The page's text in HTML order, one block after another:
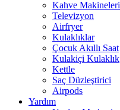
Kahve Makineleri
Televizyon
Airfryer
Kulaklıklar
Çocuk Akıllı Saat
Kulakiçi Kulaklık
Kettle
Saç Düzleştirici
Airpods
Yardım